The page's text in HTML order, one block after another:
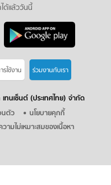
ด้แล้ววันนี้
รใช้งาน ร่วมงานกับเรา
ทนเซ็นต์ (ประเทศไทย) จำกัด
นตัว
นโยบายคุกกี้
ามไม่เหมาะสมของเนื้อหา